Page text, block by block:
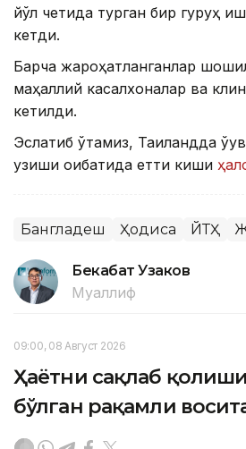
йўл четида турган бир гуруҳ
кетди.
Барча жароҳатланганлар
маҳаллий касалхоналар ва
кетилди.
Эслатиб ўтамиз, Таиландда
узиши оқибатида етти киши
Бангладеш Ҳодиса ЙТҲ
Бекабат Узаков
Муаллиф
09:00, 08 Август 2026
Ҳаётни сақлаб
бўлган рақамли